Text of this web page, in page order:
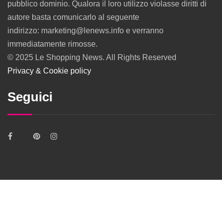
pubblico dominio. Qualora il loro utilizzo violasse diritti di
autore basta comunicarlo al seguente
indirizzo: marketing@lenews.info e verranno
immediatamente rimosse.
© 2025 Le Shopping News. All Rights Reserved
Privacy & Cookie policy
Seguici